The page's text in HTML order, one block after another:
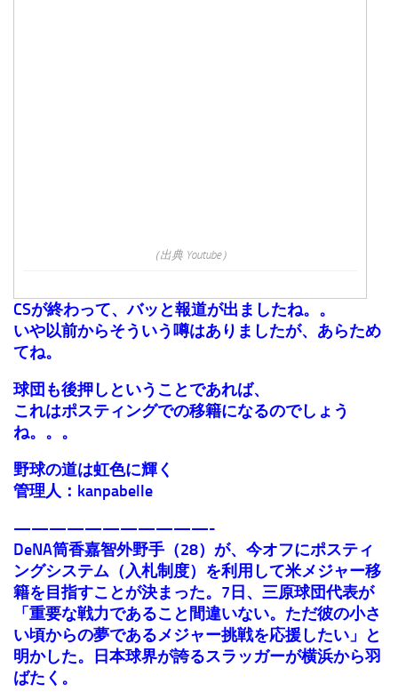
（出典 Youtube）
CSが終わって、バッと報道が出ましたね。。
いや以前からそういう噂はありましたが、あらため
てね。
球団も後押しということであれば、
これはポスティングでの移籍になるのでしょう
ね。。。
野球の道は虹色に輝く
管理人：kanpabelle
———————————-
DeNA筒香嘉智外野手（28）が、今オフにポスティ
ングシステム（入札制度）を利用して米メジャー移
籍を目指すことが決まった。7日、三原球団代表が
「重要な戦力であること間違いない。ただ彼の小さ
い頃からの夢であるメジャー挑戦を応援したい」と
明かした。日本球界が誇るスラッガーが横浜から羽
ばたく。